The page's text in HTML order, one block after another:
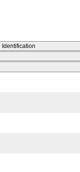
Identification